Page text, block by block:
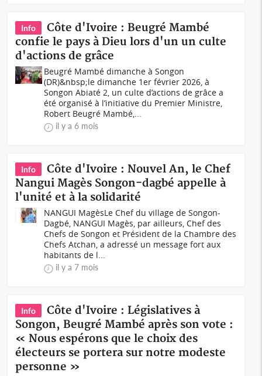
Info
Côte d'Ivoire : Beugré Mambé
confie le pays à Dieu lors d'un un culte
d'actions de grâce
Beugré Mambé dimanche à Songon
(DR)&nbsp;le dimanche 1er février 2026, à
Songon Abiaté 2, un culte d’actions de grâce a
été organisé à l’initiative du Premier Ministre,
Robert Beugré Mambé,...
il y a 6 mois
Info
Côte d'Ivoire : Nouvel An, le Chef
Nangui Magès Songon-dagbé appelle à
l'unité et à la solidarité
NANGUI MagèsLe Chef du village de Songon-
Dagbé, NANGUI Magès, par ailleurs, Chef des
Chefs de Songon et Président de la Chambre des
Chefs Atchan, a adressé un message fort aux
habitants de l...
il y a 7 mois
Info
Côte d'Ivoire : Législatives à
Songon, Beugré Mambé après son vote :
« Nous espérons que le choix des
électeurs se portera sur notre modeste
personne »